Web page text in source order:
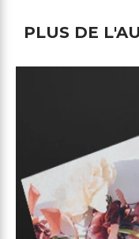
PLUS DE